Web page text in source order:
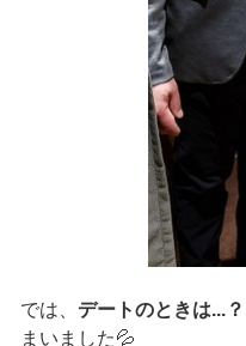
では、 デートのときは...？
まいました💦